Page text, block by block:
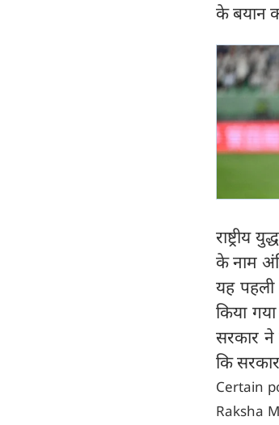
के बयान
के नाम
यह
किया
सरकार ने
कि
Certain
Raksha